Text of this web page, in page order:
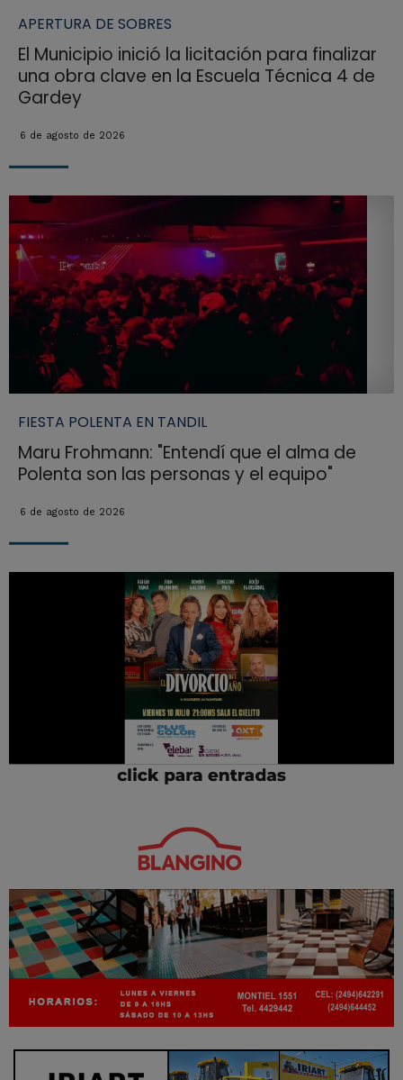
APERTURA DE SOBRES
El Municipio inició la licitación para finalizar
una obra clave en la Escuela Técnica 4 de
Gardey
6 de agosto de 2026
FIESTA POLENTA EN TANDIL
Maru Frohmann: "Entendí que el alma de
Polenta son las personas y el equipo"
6 de agosto de 2026